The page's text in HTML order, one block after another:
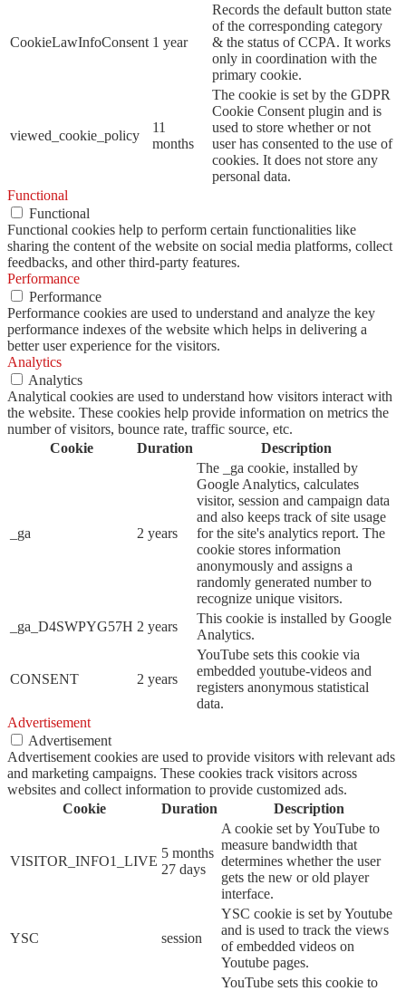
CookieLawInfoConsent 1 year
Records the default button state
of the corresponding category
& the status of CCPA. It works
only in coordination with the
primary cookie.
viewed_cookie_policy
11
months
The cookie is set by the GDPR
Cookie Consent plugin and is
used to store whether or not
user has consented to the use of
cookies. It does not store any
personal data.
Functional
Functional
Functional cookies help to perform certain functionalities like
sharing the content of the website on social media platforms, collect
feedbacks, and other third-party features.
Performance
Performance
Performance cookies are used to understand and analyze the key
performance indexes of the website which helps in delivering a
better user experience for the visitors.
Analytics
Analytics
Analytical cookies are used to understand how visitors interact with
the website. These cookies help provide information on metrics the
number of visitors, bounce rate, traffic source, etc.
Cookie
Duration Description
_ga 2 years
The _ga cookie, installed by
Google Analytics, calculates
visitor, session and campaign data
and also keeps track of site usage
for the site's analytics report. The
cookie stores information
anonymously and assigns a
randomly generated number to
recognize unique visitors.
_ga_D4SWPYG57H 2 years
This cookie is installed by Google
Analytics.
CONSENT 2 years
YouTube sets this cookie via
embedded youtube-videos and
registers anonymous statistical
data.
Advertisement
Advertisement
Advertisement cookies are used to provide visitors with relevant ads
and marketing campaigns. These cookies track visitors across
websites and collect information to provide customized ads.
Cookie
Duration Description
VISITOR_INFO1_LIVE
5 months
27 days
A cookie set by YouTube to
measure bandwidth that
determines whether the user
gets the new or old player
interface.
YSC session
YSC cookie is set by Youtube
and is used to track the views
of embedded videos on
Youtube pages.
YouTube sets this cookie to